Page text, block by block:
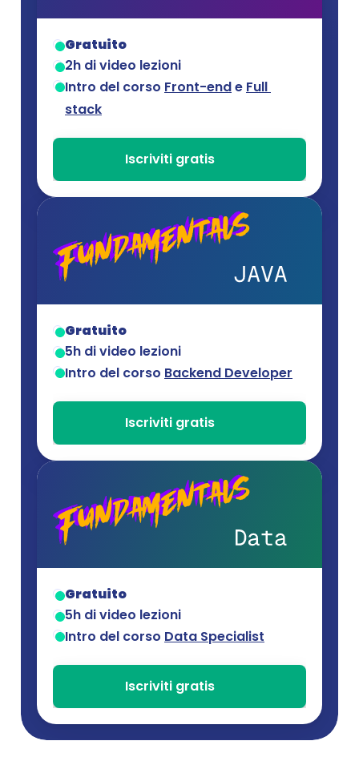
Gratuito
2h di video lezioni
Intro del corso Front-end e Full
stack
Iscriviti gratis
Gratuito
5h di video lezioni
Intro del corso Backend Developer
Iscriviti gratis
Gratuito
5h di video lezioni
Intro del corso Data Specialist
Iscriviti gratis